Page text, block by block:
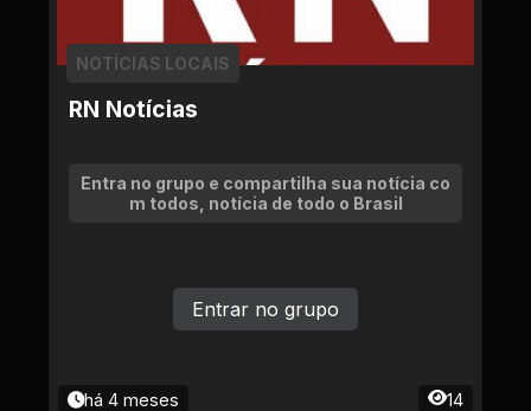
RN Notícias
NOTÍCIAS LOCAIS
Entra no grupo e compartilha sua notícia co
m todos, notícia de todo o Brasil
há 4 meses 14
Entrar no grupo